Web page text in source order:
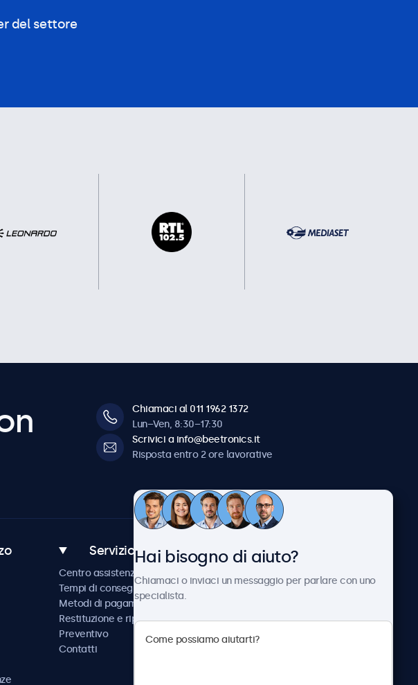
del settore
Chiamaci al 011 1962 1372
Lun–Ven, 8:30–17:30
Scrivici a info@beetronics.it
Risposta entro 2 ore lavorative
Servizio Clienti
Centro assistenza
Tempi di consegna
Metodi di pagamento
Restituzione e riparazione
Preventivo
Contatti
Chi siamo
Notizie e aggiornamenti
Beetronics
Lavora con noi
Hai bisogno di aiuto?
Chiamaci o inviaci un messaggio per parlare con uno
specialista.